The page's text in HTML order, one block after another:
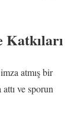
atmış bir
ve sporun